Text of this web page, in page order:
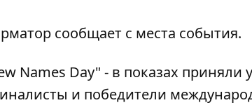
сообщает с места события.
Names Day" - в показах
и победители